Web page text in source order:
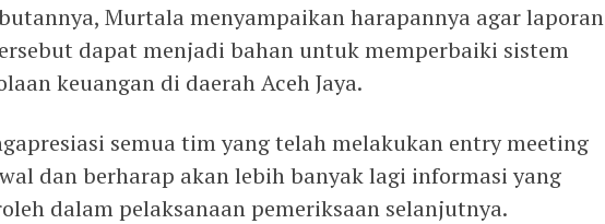
Murtala menyampaikan harapannya agar laporan
dapat menjadi bahan untuk memperbaiki sistem
keuangan di daerah Aceh Jaya.
semua tim yang telah melakukan entry meeting
dan berharap akan lebih banyak lagi informasi yang
dalam pelaksanaan pemeriksaan selanjutnya.